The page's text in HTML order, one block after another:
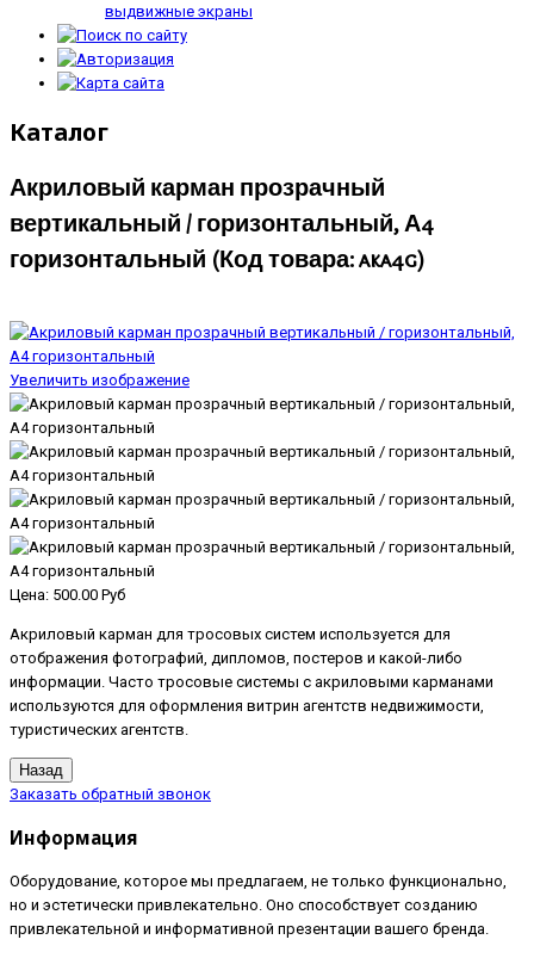
выдвижные экраны
Каталог
Акриловый карман прозрачный
вертикальный / горизонтальный, А4
горизонтальный (Код товара:aka4g)
Увеличить изображение
Цена: 500.00 Руб
Акриловый карман для тросовых систем используется для
отображения фотографий, дипломов, постеров и какой-либо
информации. Часто тросовые системы с акриловыми карманами
используются для оформления витрин агентств недвижимости,
туристических агентств.
Заказать обратный звонок
Информация
Оборудование, которое мы предлагаем, не только функционально,
но и эстетически привлекательно. Оно способствует созданию
привлекательной и информативной презентации вашего бренда.